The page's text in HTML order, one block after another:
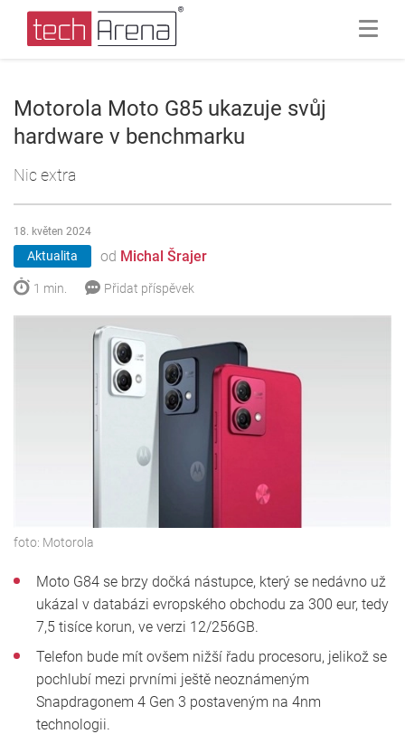
Motorola Moto G85 ukazuje svůj
hardware v benchmarku
Nic extra
Aktualita od Michal Šrajer
18. květen 2024
1 min. Přidat příspěvek
foto: Motorola
Moto G84 se brzy dočká nástupce, který se nedávno už
ukázal v databázi evropského obchodu za 300 eur, tedy
7,5 tisíce korun, ve verzi 12/256GB.
Telefon bude mít ovšem nižší řadu procesoru, jelikož se
pochlubí mezi prvními ještě neoznámeným
Snapdragonem 4 Gen 3 postaveným na 4nm
technologii.